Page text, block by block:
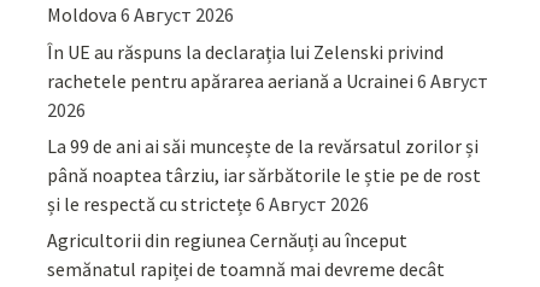
Moldova 6 Август 2026
În UE au răspuns la declarația lui Zelenski privind
rachetele pentru apărarea aeriană a Ucrainei 6 Август
2026
La 99 de ani ai săi muncește de la revărsatul zorilor și
până noaptea târziu, iar sărbătorile le știe pe de rost
și le respectă cu strictețe 6 Август 2026
Agricultorii din regiunea Cernăuți au început
semănatul rapiței de toamnă mai devreme decât